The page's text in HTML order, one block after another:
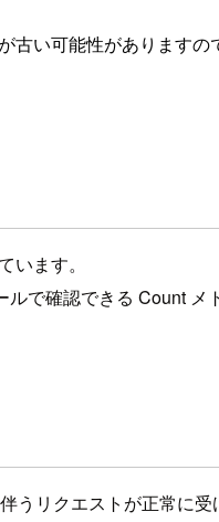
い可能性がありますの
ます。
で確認できる Count
リクエストが正常に